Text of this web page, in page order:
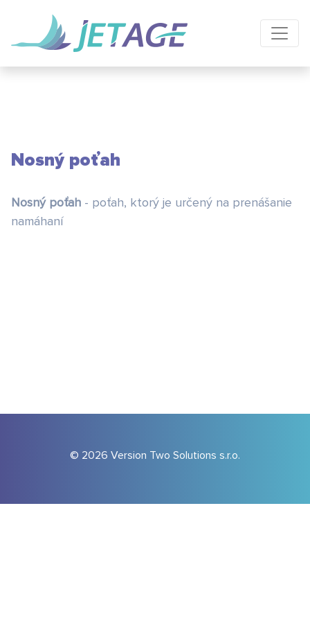
Nosný poťah
Nosný poťah - poťah, ktorý je určený na prenášanie
namáhaní
© 2026 Version Two Solutions s.r.o.